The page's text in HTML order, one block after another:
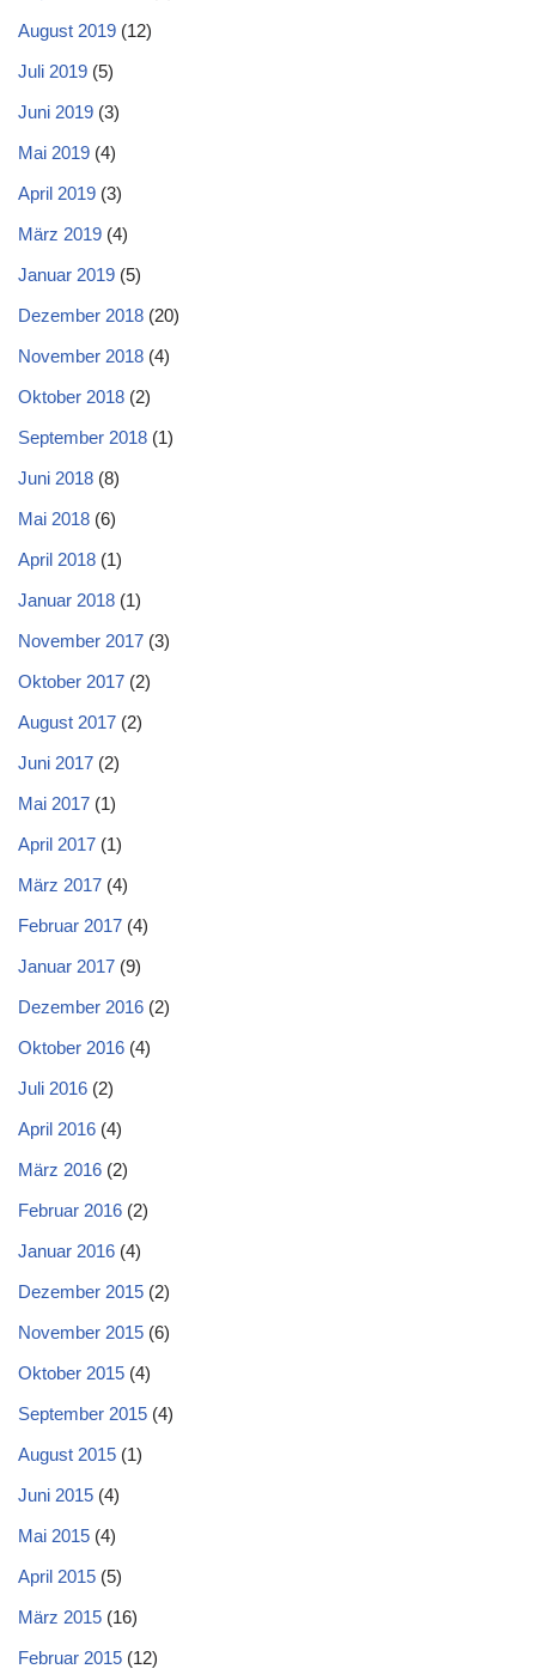
August 2019 (12)
Juli 2019 (5)
Juni 2019 (3)
Mai 2019 (4)
April 2019 (3)
März 2019 (4)
Januar 2019 (5)
Dezember 2018 (20)
November 2018 (4)
Oktober 2018 (2)
September 2018 (1)
Juni 2018 (8)
Mai 2018 (6)
April 2018 (1)
Januar 2018 (1)
November 2017 (3)
Oktober 2017 (2)
August 2017 (2)
Juni 2017 (2)
Mai 2017 (1)
April 2017 (1)
März 2017 (4)
Februar 2017 (4)
Januar 2017 (9)
Dezember 2016 (2)
Oktober 2016 (4)
Juli 2016 (2)
April 2016 (4)
März 2016 (2)
Februar 2016 (2)
Januar 2016 (4)
Dezember 2015 (2)
November 2015 (6)
Oktober 2015 (4)
September 2015 (4)
August 2015 (1)
Juni 2015 (4)
Mai 2015 (4)
April 2015 (5)
März 2015 (16)
Februar 2015 (12)